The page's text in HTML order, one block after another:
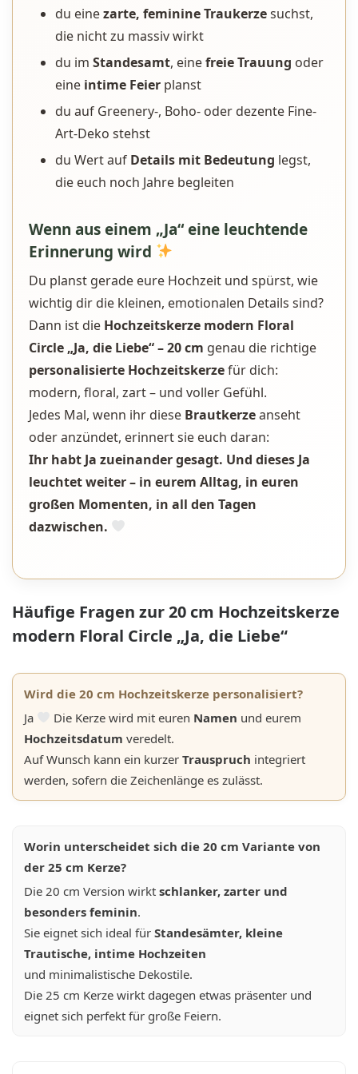
du einezarte, feminine Traukerzesuchst,
die nicht zu massiv wirkt
du im Standesamt, einefreie Trauung oder
eine intime Feier planst
du auf Greenery-, Boho- oder dezente Fine-
Art-Deko stehst
du Wert auf Details mit Bedeutung legst,
die euch noch Jahre begleiten
Wenn aus einem „Ja“ eine leuchtende
Erinnerung wird
Du planst gerade eure Hochzeit und spürst, wie
wichtig dir die kleinen, emotionalen Details sind?
Dann ist die Hochzeitskerze modern Floral
Circle „Ja, die Liebe“ – 20 cm genau die richtige
personalisierte Hochzeitskerzefür dich:
modern, floral, zart – und voller Gefühl.
Jedes Mal, wenn ihr diese Brautkerzeanseht
oder anzündet, erinnert sie euch daran:
Ihr habt Ja zueinander gesagt. Und dieses Ja
leuchtet weiter – in eurem Alltag, in euren
großen Momenten, in all den Tagen
dazwischen.
Häufige Fragen zur 20 cm Hochzeitskerze
modern Floral Circle „Ja, die Liebe“
Wird die 20 cm Hochzeitskerze personalisiert?
Ja
Die Kerze wird mit euren Namen und eurem
Hochzeitsdatum veredelt.
Auf Wunsch kann ein kurzer Trauspruch integriert
werden, sofern die Zeichenlänge es zulässt.
Worin unterscheidet sich die 20 cm Variante von
der 25 cm Kerze?
Die 20 cm Version wirkt schlanker, zarter und
besonders feminin.
Sie eignet sich ideal für Standesämter, kleine
Trautische, intime Hochzeiten
und minimalistische Dekostile.
Die 25 cm Kerze wirkt dagegen etwas präsenter und
eignet sich perfekt für große Feiern.